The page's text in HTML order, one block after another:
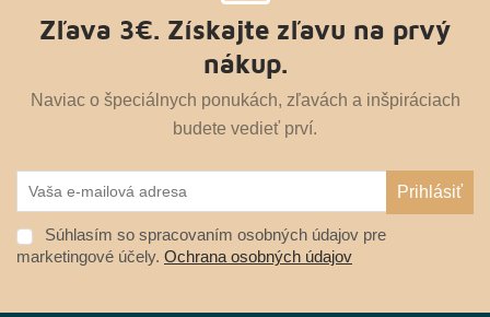
Zľava 3€. Získajte zľavu na prvý
nákup.
Naviac o špeciálnych ponukách, zľavách a inšpiráciach
budete vedieť prví.
Súhlasím so spracovaním osobných údajov pre
marketingové účely. Ochrana osobných údajov